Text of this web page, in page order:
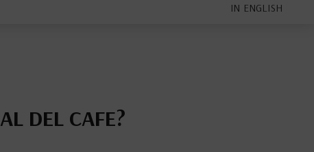
IN ENGLISH
DEL CAFE?